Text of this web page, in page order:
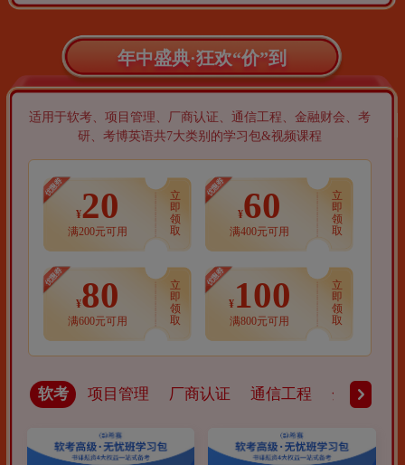
年中盛典·狂欢“价”到
适用于软考、项目管理、厂商认证、通信工程、金融财会、考
研、考博英语共7大类别的学习包&视频课程
¥20
满200元可用
立
即
领
取
¥60
满400元可用
立
即
领
取
¥80
满600元可用
立
即
领
取
¥100
满800元可用
立
即
领
取
软考 项目管理 厂商认证 通信工程 金融财会